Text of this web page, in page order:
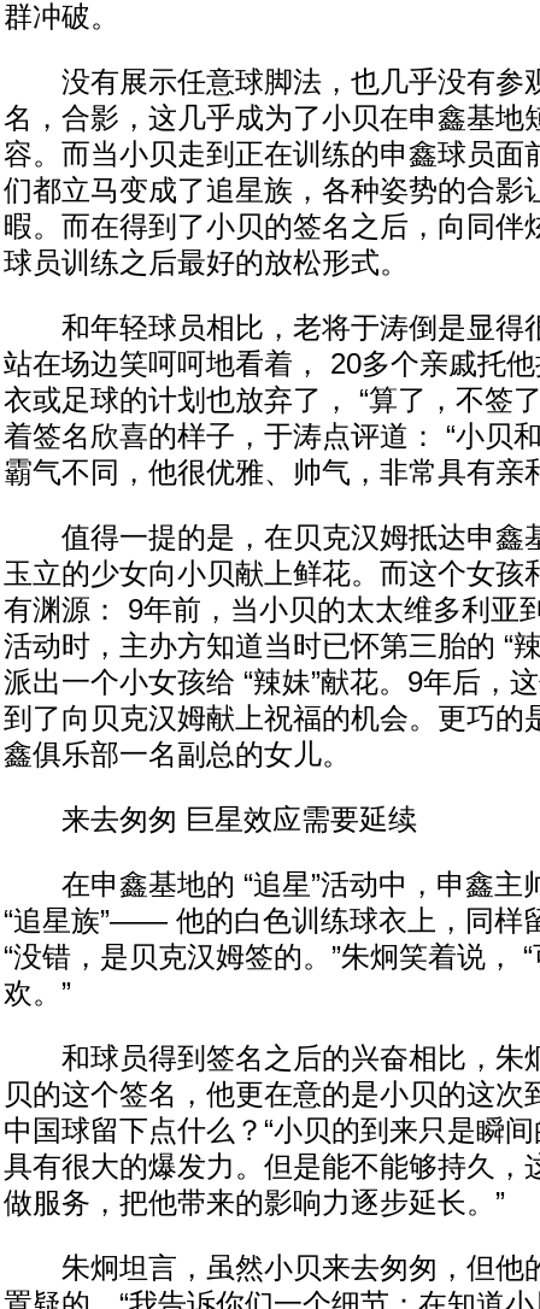
群冲破。
没有展示任意球脚法，也几乎没有参
名，合影，这几乎成为了小贝在申鑫基地
容。而当小贝走到正在训练的申鑫球员面
们都立马变成了追星族，各种姿势的合影
暇。而在得到了小贝的签名之后，向同伴
球员训练之后最好的放松形式。
和年轻球员相比，老将于涛倒是显得
站在场边笑呵呵地看着， 20多个亲戚托
衣或足球的计划也放弃了， “算了，不签
着签名欣喜的样子，于涛点评道： “小贝
霸气不同，他很优雅、帅气，非常具有亲
值得一提的是，在贝克汉姆抵达申鑫
玉立的少女向小贝献上鲜花。而这个女孩
有渊源： 9年前，当小贝的太太维多利亚
活动时，主办方知道当时已怀第三胎的 “
派出一个小女孩给 “辣妹”献花。9年后，
到了向贝克汉姆献上祝福的机会。更巧的
鑫俱乐部一名副总的女儿。
来去匆匆 巨星效应需要延续
在申鑫基地的 “追星”活动中，申鑫主
“追星族”—— 他的白色训练球衣上，同样
“没错，是贝克汉姆签的。”朱炯笑着说，
欢。”
和球员得到签名之后的兴奋相比，朱
贝的这个签名，他更在意的是小贝的这次
中国球留下点什么？“小贝的到来只是瞬
具有很大的爆发力。但是能不能够持久，
做服务，把他带来的影响力逐步延长。”
朱炯坦言，虽然小贝来去匆匆，但他